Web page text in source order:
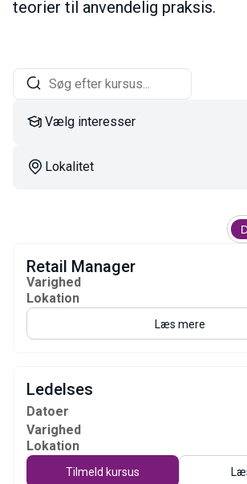
teorier til anvendelig praksis.
Vælg interesser
Lokalitet
Retail Manager
Varighed
Lokation
Læs mere
Ledelses
Datoer
Varighed
Lokation
Tilmeld kursus